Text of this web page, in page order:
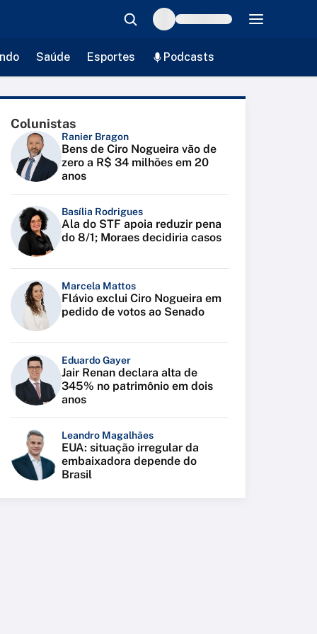
Saúde Esportes Podcasts
Colunistas
Ranier Bragon
Bens de Ciro Nogueira vão de
zero a R$ 34 milhões em 20
anos
Basília Rodrigues
Ala do STF apoia reduzir pena
do 8/1; Moraes decidiria casos
Marcela Mattos
Flávio exclui Ciro Nogueira em
pedido de votos ao Senado
Eduardo Gayer
Jair Renan declara alta de
345% no patrimônio em dois
anos
Leandro Magalhães
EUA: situação irregular da
embaixadora depende do
Brasil